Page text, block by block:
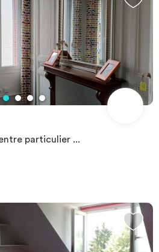
particulier ...